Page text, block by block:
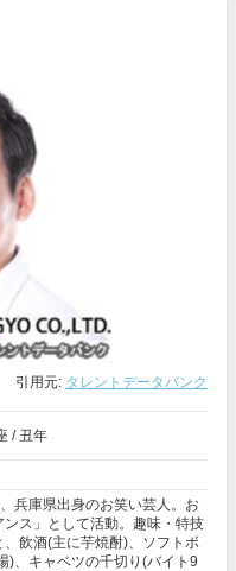
引用元: タレントデータバンク
/ 丑年
兵庫県出身のお笑い芸人。お
ス」として活動。趣味・特技
飲酒(主に芋焼酎)、ソフトボ
)、キャベツの千切り(バイト9